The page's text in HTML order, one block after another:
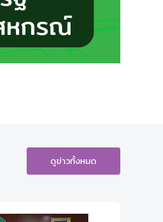
ดูข่าวทั้งหมด